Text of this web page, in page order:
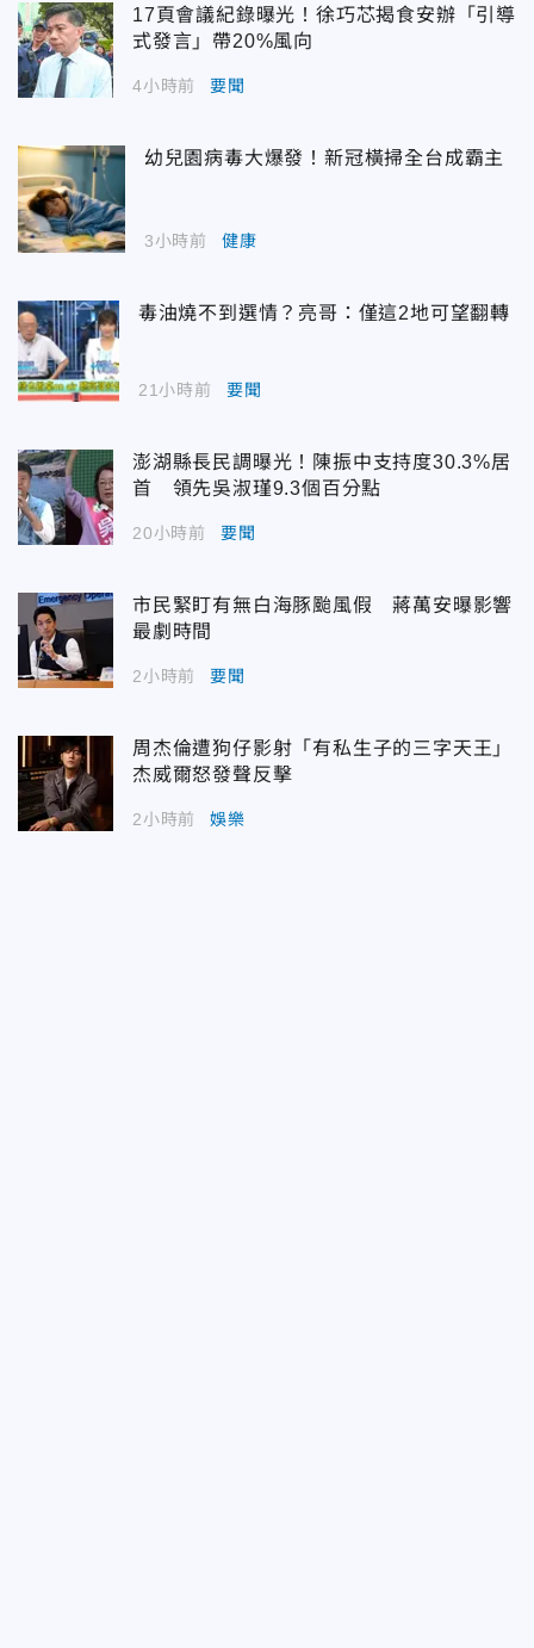
17頁會議紀錄曝光！徐巧芯揭食安辦「引導
式發言」帶20%風向
4小時前 要聞
幼兒園病毒大爆發！新冠橫掃全台成霸主
3小時前 健康
毒油燒不到選情？亮哥：僅這2地可望翻轉
21小時前 要聞
澎湖縣長民調曝光！陳振中支持度30.3%居
首 領先吳淑瑾9.3個百分點
20小時前 要聞
市民緊盯有無白海豚颱風假 蔣萬安曝影響
最劇時間
2小時前 要聞
周杰倫遭狗仔影射「有私生子的三字天王」
杰威爾怒發聲反擊
2小時前 娛樂